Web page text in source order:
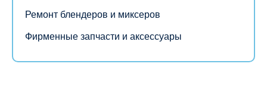
Ремонт блендеров и миксеров
Фирменные запчасти и аксессуары